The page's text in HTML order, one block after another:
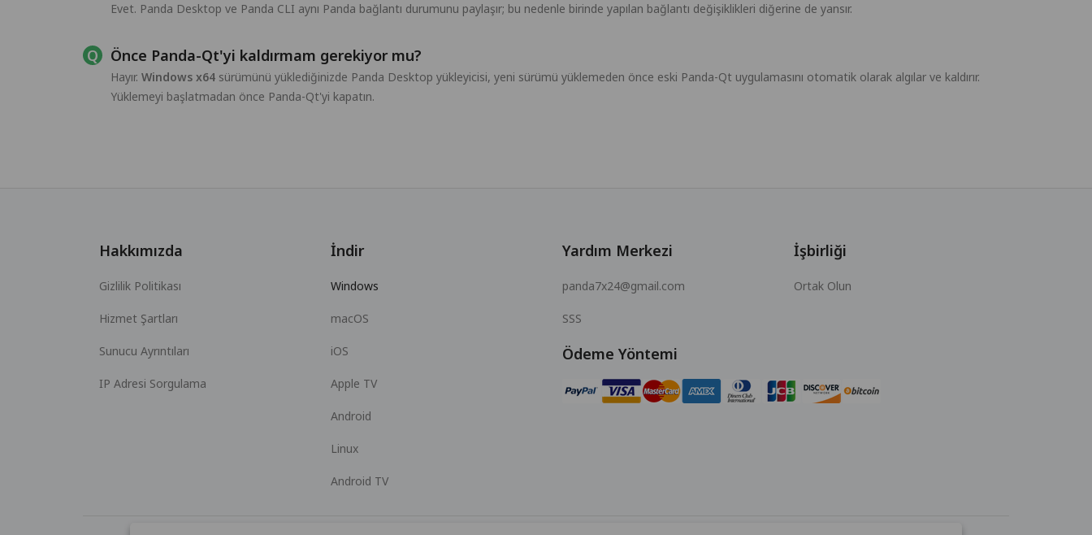
Evet. Panda Desktop ve Panda CLI aynı Panda bağlantı durumunu paylaşır; bu nedenle birinde yapılan bağlantı değişiklikleri diğerine de yansır.
Önce Panda-Qt'yi kaldırmam gerekiyor mu?
Hayır. Windows x64 sürümünü yüklediğinizde Panda Desktop yükleyicisi, yeni sürümü yüklemeden önce eski Panda-Qt uygulamasını otomatik olarak algılar ve kaldırır.
Yüklemeyi başlatmadan önce Panda-Qt'yi kapatın.
Hakkımızda
Gizlilik Politikası
Hizmet Şartları
Sunucu Ayrıntıları
IP Adresi Sorgulama
İndir
Windows
macOS
iOS
Apple TV
Android
Linux
Android TV
Yardım Merkezi
panda7x24@gmail.com
SSS
İşbirliği
Ortak Olun
Ödeme Yöntemi